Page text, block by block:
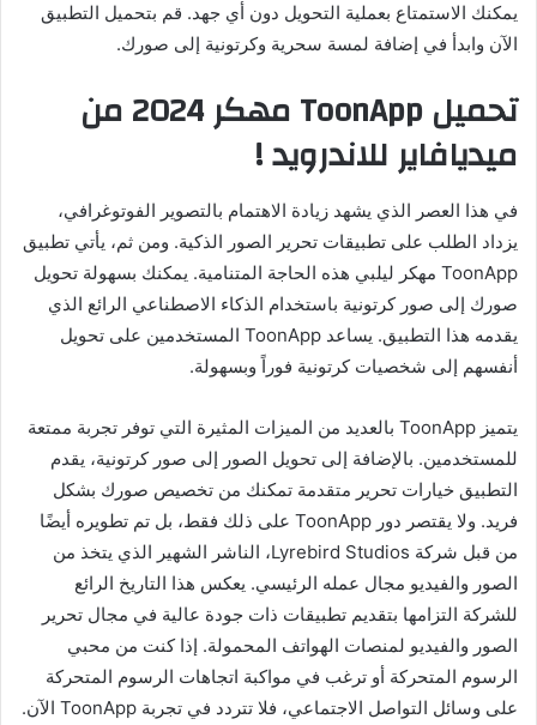
يمكنك الاستمتاع بعملية التحويل دون أي جهد. قم بتحميل التطبيق
الآن وابدأ في إضافة لمسة سحرية وكرتونية إلى صورك.
تحميل ToonApp مهكر 2024 من
ميديافاير للاندرويد !
في هذا العصر الذي يشهد زيادة الاهتمام بالتصوير الفوتوغرافي،
يزداد الطلب على تطبيقات تحرير الصور الذكية. ومن ثم، يأتي تطبيق
ToonApp مهكر ليلبي هذه الحاجة المتنامية. يمكنك بسهولة تحويل
صورك إلى صور كرتونية باستخدام الذكاء الاصطناعي الرائع الذي
يقدمه هذا التطبيق. يساعد ToonApp المستخدمين على تحويل
أنفسهم إلى شخصيات كرتونية فوراً وبسهولة.
يتميز ToonApp بالعديد من الميزات المثيرة التي توفر تجربة ممتعة
للمستخدمين. بالإضافة إلى تحويل الصور إلى صور كرتونية، يقدم
التطبيق خيارات تحرير متقدمة تمكنك من تخصيص صورك بشكل
فريد. ولا يقتصر دور ToonApp على ذلك فقط، بل تم تطويره أيضًا
من قبل شركة Lyrebird Studios، الناشر الشهير الذي يتخذ من
الصور والفيديو مجال عمله الرئيسي. يعكس هذا التاريخ الرائع
للشركة التزامها بتقديم تطبيقات ذات جودة عالية في مجال تحرير
الصور والفيديو لمنصات الهواتف المحمولة. إذا كنت من محبي
الرسوم المتحركة أو ترغب في مواكبة اتجاهات الرسوم المتحركة
على وسائل التواصل الاجتماعي، فلا تتردد في تجربة ToonApp الآن.